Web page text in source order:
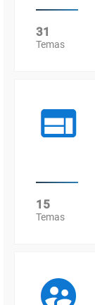
31
Temas
15
Temas